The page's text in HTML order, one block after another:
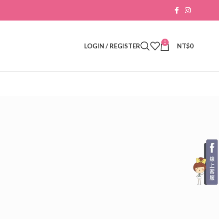
LOGIN / REGISTER 0 NT$0